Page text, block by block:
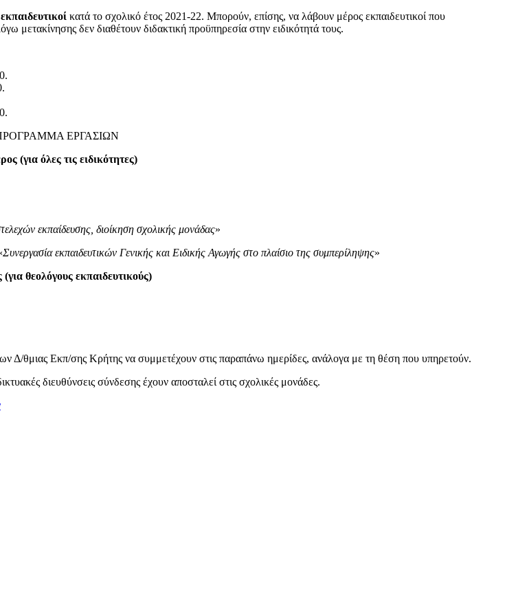
εκπαιδευτικοί κατά το σχολικό έτος 2021-22. Μπορούν, επίσης, να λάβουν μέρος εκπαιδευτικοί που
μετακίνησης δεν διαθέτουν διδακτική προϋπηρεσία στην ειδικότητά τους.
ΕΡΓΑΣΙΩΝ
(για όλες τις ειδικότητες)
εκπαίδευσης, διοίκηση σχολικής μονάδας»
Συνεργασία εκπαιδευτικών Γενικής και Ειδικής Αγωγής στο πλαίσιο της συμπερίληψης»
(για θεολόγους εκπαιδευτικούς)
Δ/θμιας Εκπ/σης Κρήτης να συμμετέχουν στις παραπάνω ημερίδες, ανάλογα με τη θέση που υπηρετούν.
διευθύνσεις σύνδεσης έχουν αποσταλεί στις σχολικές μονάδες.